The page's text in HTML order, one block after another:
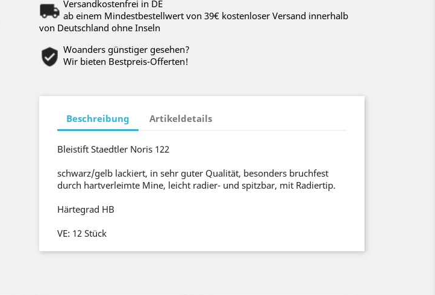
Versandkostenfrei in DE
ab einem Mindestbestellwert von 39€ kostenloser Versand innerhalb
von Deutschland ohne Inseln
Woanders günstiger gesehen?
Wir bieten Bestpreis-Offerten!
Beschreibung Artikeldetails
Bleistift Staedtler Noris 122
schwarz/gelb lackiert, in sehr guter Qualität, besonders bruchfest
durch hartverleimte Mine, leicht radier- und spitzbar, mit Radiertip.
Härtegrad HB
VE: 12 Stück